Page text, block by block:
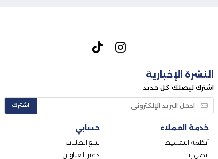
النشرة الإخبارية
اشترك ليصلك كل جديد
اشترك
خدمة العملاء
أنظمة التقسيط
اتصل بنا
حسابي
تتبع الطلبات
دفتر العناوين